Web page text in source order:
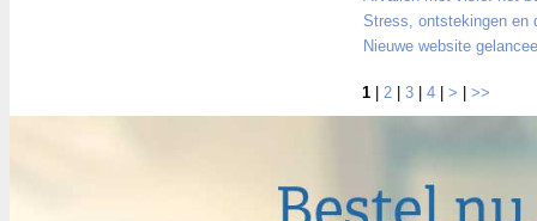
Stress, ontstekingen en
Nieuwe website
1 2 3 4 > >>